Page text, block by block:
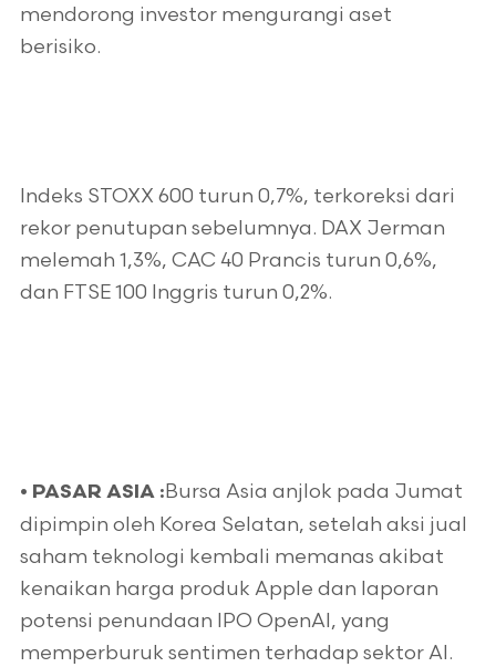
mendorong investor mengurangi aset
berisiko.
Indeks STOXX 600 turun 0,7%, terkoreksi dari
rekor penutupan sebelumnya. DAX Jerman
melemah 1,3%, CAC 40 Prancis turun 0,6%,
dan FTSE 100 Inggris turun 0,2%.
• PASAR ASIA : Bursa Asia anjlok pada Jumat
dipimpin oleh Korea Selatan, setelah aksi jual
saham teknologi kembali memanas akibat
kenaikan harga produk Apple dan laporan
potensi penundaan IPO OpenAI, yang
memperburuk sentimen terhadap sektor AI.